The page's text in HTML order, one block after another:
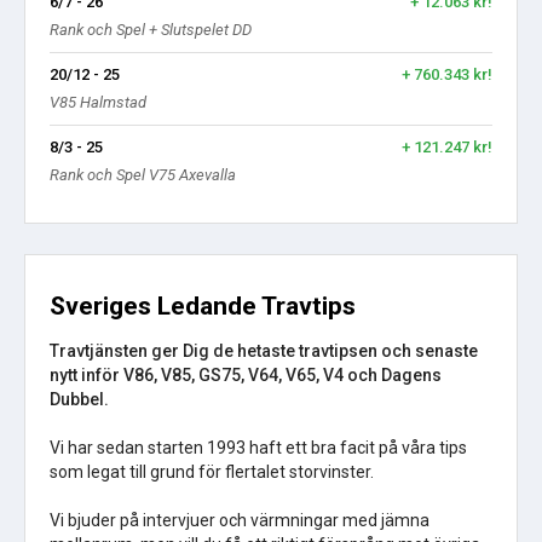
Rank och Spel + Slutspelet DD
20/12 - 25
+ 760.343 kr!
V85 Halmstad
8/3 - 25
+ 121.247 kr!
Rank och Spel V75 Axevalla
Sveriges Ledande Travtips
Travtjänsten ger Dig de hetaste travtipsen och senaste
nytt inför V86, V85, GS75, V64, V65, V4 och Dagens
Dubbel.
Vi har sedan starten 1993 haft ett bra facit på våra tips
som legat till grund för flertalet storvinster.
Vi bjuder på intervjuer och värmningar med jämna